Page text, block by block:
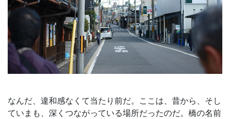
なんだ、違和感なくて当たり前だ。ここは、昔から、そし
ていまも、深くつながっている場所だったのだ。橋の名前